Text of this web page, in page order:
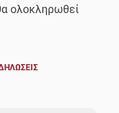
ολοκληρωθεί